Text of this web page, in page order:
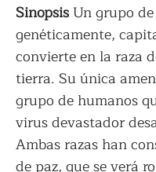
Sinopsis Un grupo
genéticamente,
convierte en la raza
tierra. Su única
grupo de humanos
virus devastador
Ambas razas han
de paz, que se verá